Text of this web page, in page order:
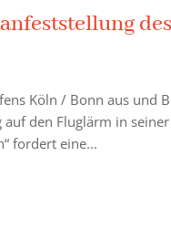
Köln / Bonn aus und
den Fluglärm in
fordert eine...